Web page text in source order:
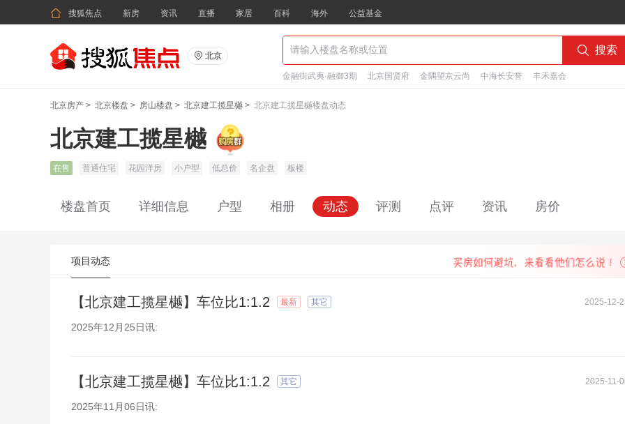
 搜狐焦点 新房 资讯 直播 家居 百科 海外 公益基金
 北京  搜索
金融街武夷·融御3期 北京国贤府 金隅望京云尚 中海长安誉 丰禾嘉会
北京房产 > 北京楼盘 > 房山楼盘 > 北京建工揽星樾 > 北京建工揽星樾楼盘动态
北京建工揽星樾
在售 普通住宅 花园洋房 小户型 低总价 名企盘 板楼
楼盘首页 详细信息 户型 相册 动态 评测 点评 资讯 房价
项目动态
【北京建工揽星樾】车位比1:1.2 最新 其它 2025-12-
2025年12月25日讯:
【北京建工揽星樾】车位比1:1.2 其它 2025-11-
2025年11月06日讯: